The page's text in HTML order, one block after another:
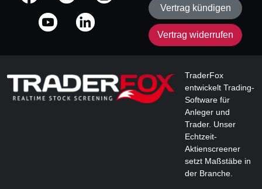
Vertrag kündigen
Vertrag widerrufen
TraderFox
entwickelt Trading-
Software für
Anleger und
Trader. Unser
Echtzeit-
Aktienscreener
setzt Maßstäbe in
der Branche.